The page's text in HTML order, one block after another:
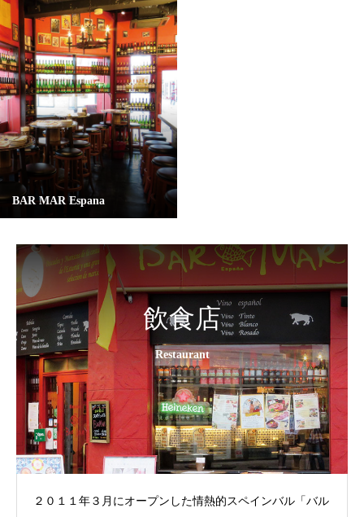
BAR MAR Espana
飲食店
Restaurant
２０１１年３月にオープンした情熱的スペインバル「バル